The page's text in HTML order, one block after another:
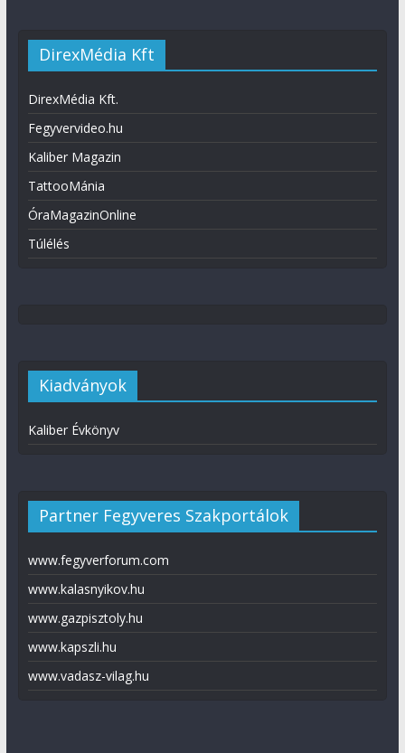
DirexMédia Kft
DirexMédia Kft.
Fegyvervideo.hu
Kaliber Magazin
TattooMánia
ÓraMagazinOnline
Túlélés
Kiadványok
Kaliber Évkönyv
Partner Fegyveres Szakportálok
www.fegyverforum.com
www.kalasnyikov.hu
www.gazpisztoly.hu
www.kapszli.hu
www.vadasz-vilag.hu